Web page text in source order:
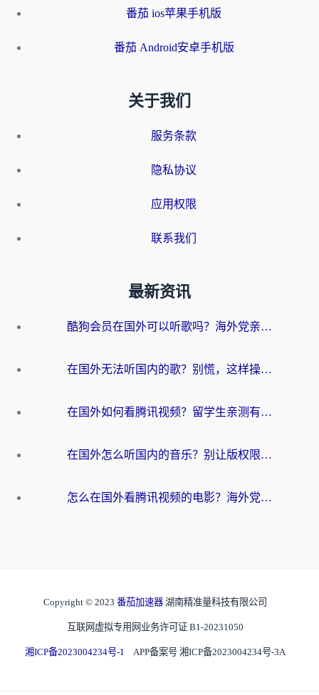
番茄 ios苹果手机版
番茄 Android安卓手机版
关于我们
服务条款
隐私协议
应用权限
联系我们
最新资讯
酷狗会员在国外可以听歌吗？海外党亲测有效：3步解决音乐权限难题
在国外无法听国内的歌？别慌，这样操作就能畅听QQ音乐（附亲测加速器推荐）
在国外如何看腾讯视频？留学生亲测有效的回国加速方案
在国外怎么听国内的音乐？别让版权限制断了你的华语歌单
怎么在国外看腾讯视频的电影？海外党亲测有效的回国加速指南
Copyright © 2023 番茄加速器 湖南精准量科技有限公司
互联网虚拟专用网业务许可证 B1-20231050
湘ICP备2023004234号-1 APP备案号 湘ICP备2023004234号-3A